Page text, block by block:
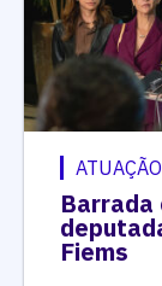
Barrada
Fiems